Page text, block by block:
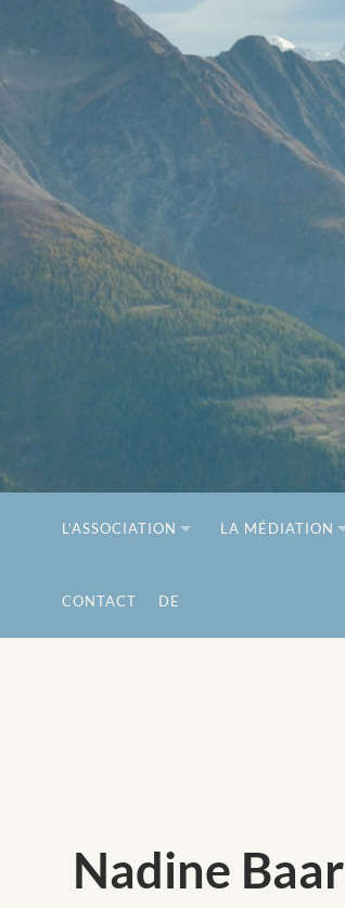
L’ASSOCIATION LA MÉDIATION
CONTACT DE
Nadine Baar